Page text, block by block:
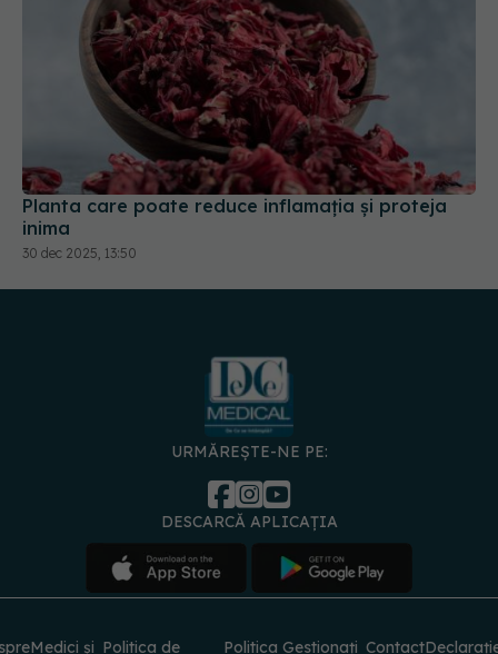
Planta care poate reduce inflamația și proteja
30 dec 2025, 13:50
URMĂREȘTE-NE PE:
DESCARCĂ APLICAȚIA
Politica de
confidențialitate
Gestionați
preferințele